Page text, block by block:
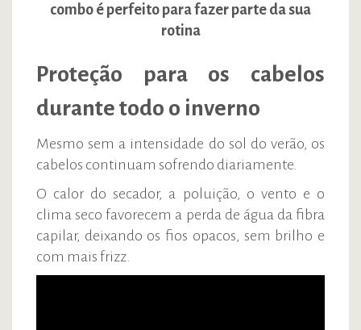
combo é perfeito para fazer parte da sua
rotina
Proteção para os cabelos
durante todo o inverno
Mesmo sem a intensidade do sol do verão, os
cabelos continuam sofrendo diariamente.
O calor do secador, a poluição, o vento e o
clima seco favorecem a perda de água da fibra
capilar, deixando os fios opacos, sem brilho e
com mais frizz.